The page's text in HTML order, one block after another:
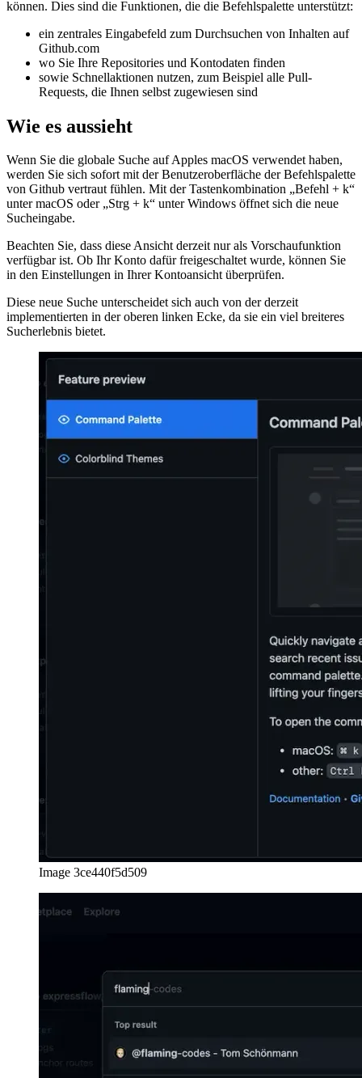
Sie schnell Inhalte und Aktionen auf der Plattform durchsuchen
können. Dies sind die Funktionen, die die Befehlspalette unterstützt:
ein zentrales Eingabefeld zum Durchsuchen von Inhalten auf
Github.com
sowie Schnellaktionen nutzen, zum Beispiel alle Pull-
Requests, die Ihnen selbst zugewiesen sind
Wie es aussieht
Wenn Sie die globale Suche auf Apples macOS verwendet haben,
werden Sie sich sofort mit der Benutzeroberfläche der Befehlspalette
unter macOS oder „Strg + k“ unter Windows öffnet sich die neue
Sucheingabe.
verfügbar ist. Ob Ihr Konto dafür freigeschaltet wurde, können Sie
in den Einstellungen in Ihrer Kontoansicht überprüfen.
implementierten in der oberen linken Ecke, da sie ein viel breiteres
Sucherlebnis bietet.
Image 3ce440f5d509